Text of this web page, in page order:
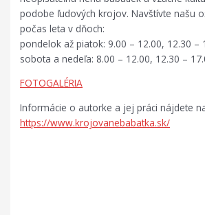
podobe ľudových krojov. Navštívte našu
počas leta v dňoch:
pondelok až piatok: 9.00 – 12.00, 12.30 –
sobota a nedeľa: 8.00 – 12.00, 12.30 –
FOTOGALÉRIA
Informácie o autorke a jej práci nájdete
https://www.krojovanebabatka.sk/